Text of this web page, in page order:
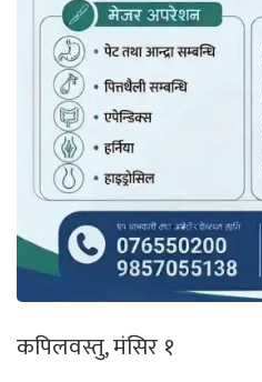
कपिलवस्तु, मंसिर १